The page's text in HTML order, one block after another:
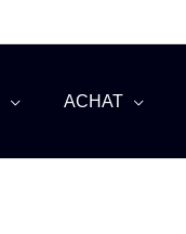
ACHAT